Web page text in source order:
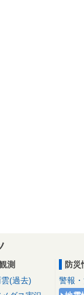
測
(過去)
防災
警報